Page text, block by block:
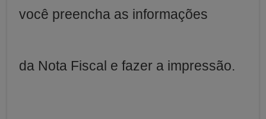
você preencha as informações
da Nota Fiscal e fazer a impressão.